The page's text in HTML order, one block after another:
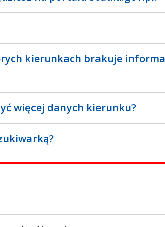
kierunkach brakuje
więcej danych kierunku?